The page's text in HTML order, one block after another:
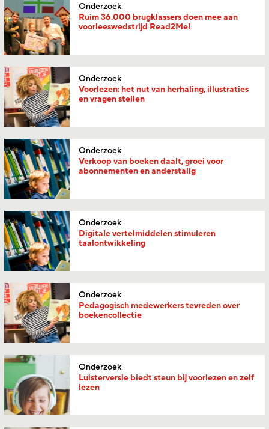
Onderzoek
Ruim 36.000 brugklassers doen mee aan
voorleeswedstrijd Read2Me!
Onderzoek
Voorlezen: het nut van herhaling, illustraties
en vragen stellen
Onderzoek
Verkoop van boeken daalt, groei voor
abonnementen en anderstalig
Onderzoek
Digitale vertelmiddelen stimuleren
taalontwikkeling
Onderzoek
Pedagogisch medewerkers tevreden over
boekencollectie
Onderzoek
Luisterversie biedt steun bij voorlezen en zelf
lezen